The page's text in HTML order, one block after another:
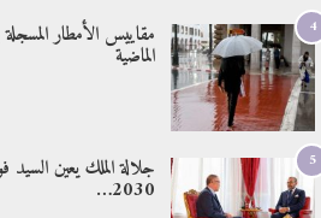
4
الماضية
5 جلالة الملك يعين
2030…